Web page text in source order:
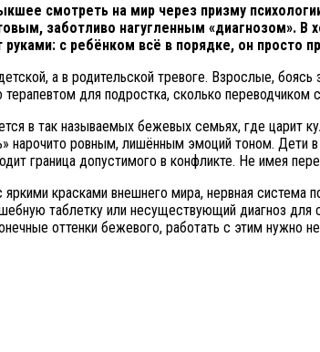
смотреть на мир через призму
заботливо нагугленным
с ребёнком всё в порядке, он просто
а в родительской тревоге. Взрослые,
для подростка, сколько
в так называемых бежевых семьях, где царит
нарочито ровным, лишённым эмоций тоном. Дети
граница допустимого в конфликте. Не имея
яркими красками внешнего мира, нервная
таблетку или несуществующий диагноз
оттенки бежевого, работать с этим нужно